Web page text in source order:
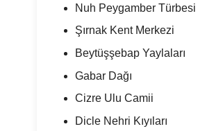
Nuh Peygamber Türbesi
Şırnak Kent Merkezi
Beytüşşebap Yaylaları
Gabar Dağı
Cizre Ulu Camii
Dicle Nehri Kıyıları